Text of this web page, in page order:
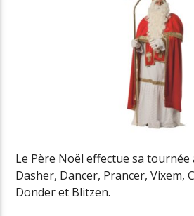
Le Père Noël effectue sa tournée
Dasher, Dancer, Prancer, Vixem,
Donder et Blitzen.